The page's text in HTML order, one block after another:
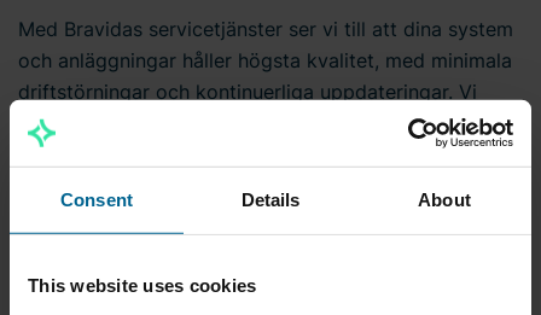
Consent Details About
This website uses cookies
Med Bravidas servicetjänster ser vi till att dina system
och anläggningar håller högsta kvalitet, med minimala
driftstörningar och kontinuerliga uppdateringar. Vi
bistår med optimeringsåtgärder som effektiviserar
dina installationer och vi integrerar dina